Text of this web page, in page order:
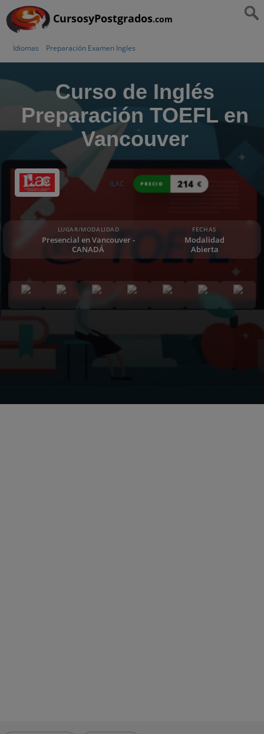
CursosyPostgrados.com
Idiomas Preparación Examen Ingles
Curso de Inglés
Preparación TOEFL en
Vancouver
ILAC PRECIO 214 €
LUGAR/MODALIDAD
Presencial en Vancouver -
CANADÁ
FECHAS
Modalidad
Abierta